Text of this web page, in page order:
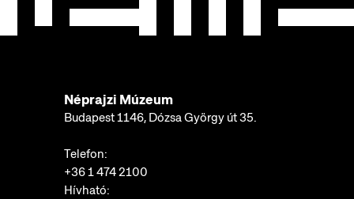
Néprajzi Múzeum
Budapest 1146, Dózsa György út 35.
Telefon:
+36 1 474 2100
Hívható: